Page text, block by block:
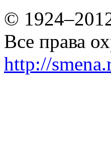
©
Все права
http://